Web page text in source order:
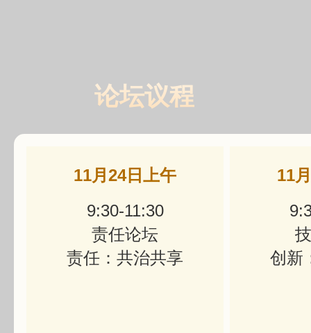
论坛议程
11月24日上午
9:30-11:30
责任论坛
责任：共治共享
11
创新